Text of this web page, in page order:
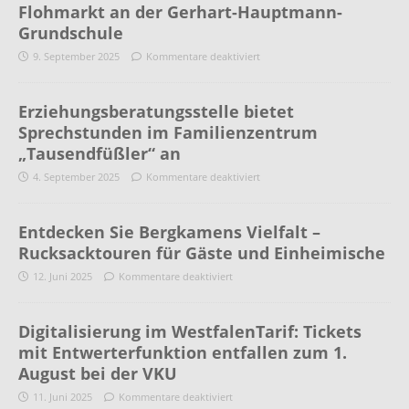
Flohmarkt an der Gerhart-Hauptmann-
Grundschule
9. September 2025 Kommentare deaktiviert
Erziehungsberatungsstelle bietet
Sprechstunden im Familienzentrum
„Tausendfüßler“ an
4. September 2025 Kommentare deaktiviert
Entdecken Sie Bergkamens Vielfalt –
Rucksacktouren für Gäste und Einheimische
12. Juni 2025 Kommentare deaktiviert
Digitalisierung im WestfalenTarif: Tickets
mit Entwerterfunktion entfallen zum 1.
August bei der VKU
11. Juni 2025 Kommentare deaktiviert